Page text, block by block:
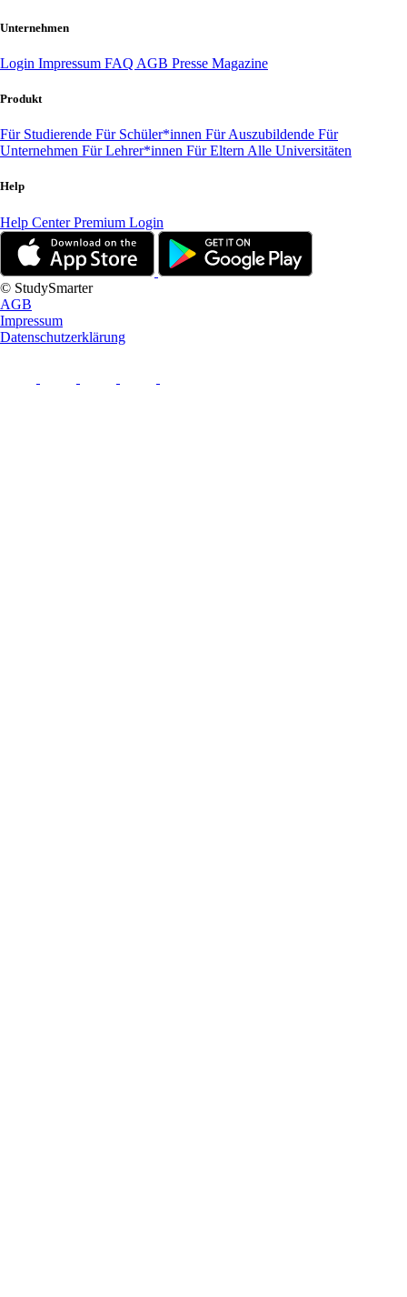
Unternehmen
Login Impressum FAQ AGB Presse Magazine
Produkt
Für Studierende Für Schüler*innen Für Auszubildende Für
Unternehmen Für Lehrer*innen Für Eltern Alle Universitäten
Help
Help CenterPremium Login
© StudySmarter
AGB
Impressum
Datenschutzerklärung